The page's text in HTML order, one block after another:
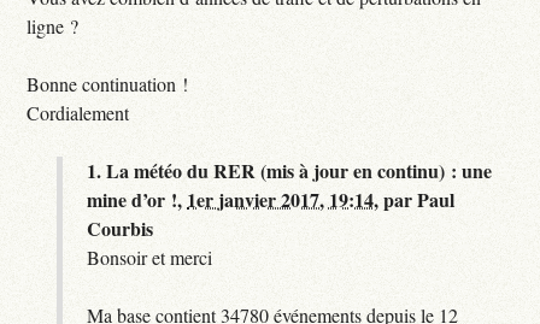
ligne ?
Bonne continuation !
Cordialement
1.La météo du RER (mis à jour en continu) : une
mine d’or !, 1er janvier 2017, 19:14,parPaul
Courbis
Bonsoir et merci
Ma base contient 34780 événements depuis le 12